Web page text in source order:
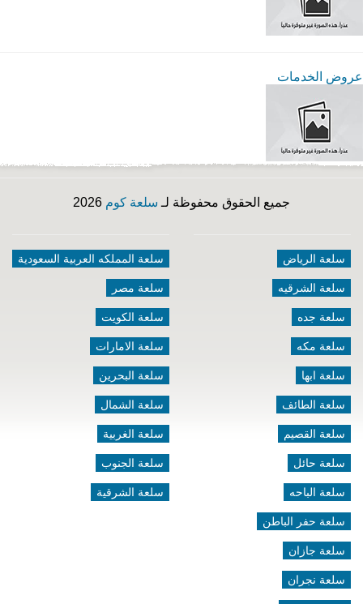
عروض الخدمات
جميع الحقوق محفوظة لـ سلعة كوم
سلعة الرياض
سلعة الشرقيه
سلعة جده
سلعة مكه
سلعة ابها
سلعة الطائف
سلعة القصيم
سلعة حائل
سلعة الباحه
سلعة حفر الباطن
سلعة جازان
سلعة نجران
سلعة المملكه العربية السعودية
سلعة مصر
سلعة الكويت
سلعة الامارات
سلعة البحرين
سلعة الشمال
سلعة الغربية
سلعة الجنوب
سلعة الشرقية